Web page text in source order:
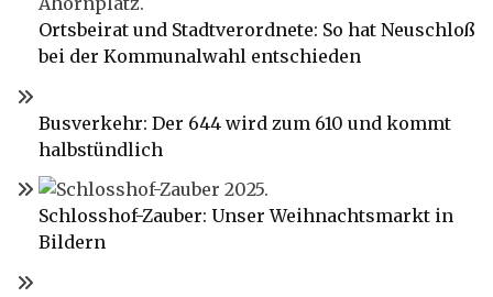
Ortsbeirat und Stadtverordnete: So hat Neuschloß
bei der Kommunalwahl entschieden
Busverkehr: Der 644 wird zum 610 und kommt
halbstündlich
Schlosshof-Zauber: Unser Weihnachtsmarkt in
Bildern